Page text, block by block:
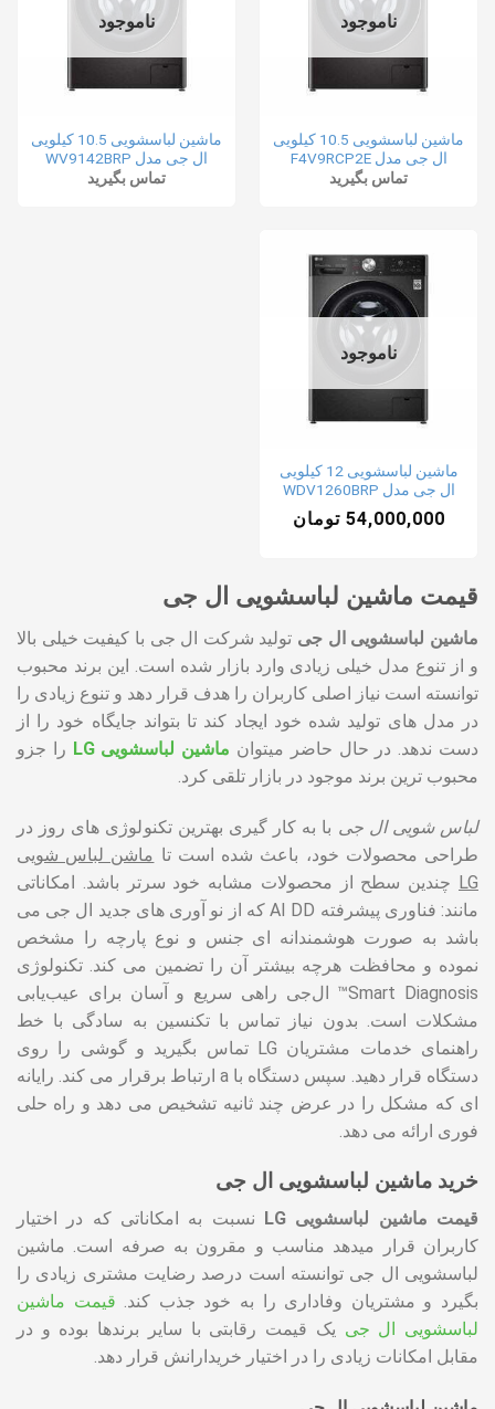
ناموجود
ماشین لباسشویی 10.5 کیلویی
ال جی مدل F4V9RCP2E
تماس بگیرید
ناموجود
ماشین لباسشویی 10.5 کیلویی
ال جی مدل WV9142BRP
تماس بگیرید
ناموجود
ماشین لباسشویی 12 کیلویی
ال جی مدل WDV1260BRP
54,000,000 تومان
قیمت ماشین لباسشویی ال جی
ماشین لباسشویی ال جی تولید شرکت ال جی با کیفیت خیلی بالا
و از تنوع مدل خیلی زیادی وارد بازار شده است. این برند محبوب
توانسته است نیاز اصلی کاربران را هدف قرار دهد و تنوع زیادی را
در مدل های تولید شده خود ایجاد کند تا بتواند جایگاه خود را از
دست ندهد. در حال حاضر میتوان ماشین لباسشویی LG
را جزو
محبوب ترین برند موجود در بازار تلقی کرد.
لباس شویی ال جی با به کار گیری بهترین تکنولوژی های روز در
طراحی محصولات خود، باعث شده است تا ماشن لباس شویی
LG چندین سطح از محصولات مشابه خود سرتر باشد. امکاناتی
مانند: فناوری پیشرفته AI DD که از نو آوری های جدید ال جی می
باشد به صورت هوشمندانه ای جنس و نوع پارچه را مشخص
نموده و محافظت هرچه بیشتر آن را تضمین می کند. تکنولوژی
Smart Diagnosis™ ال‌جی راهی سریع و آسان برای عیب‌یابی
مشکلات است. بدون نیاز تماس با تکنسین به سادگی با خط
راهنمای خدمات مشتریان LG تماس بگیرید و گوشی را روی
دستگاه قرار دهید. سپس دستگاه با a ارتباط برقرار می کند. رایانه
ای که مشکل را در عرض چند ثانیه تشخیص می دهد و راه حلی
فوری ارائه می دهد.
خرید ماشین لباسشویی ال جی
قیمت ماشین لباسشویی LG
نسبت به امکاناتی که در اختیار
کاربران قرار میدهد مناسب و مقرون به صرفه است. ماشین
لباسشویی ال جی توانسته است درصد رضایت مشتری زیادی را
بگیرد و مشتریان وفاداری را به خود جذب کند.قیمت ماشین
لباسشویی ال جی یک قیمت رقابتی با سایر برندها بوده و در
مقابل امکانات زیادی را در اختیار خریدارانش قرار دهد.